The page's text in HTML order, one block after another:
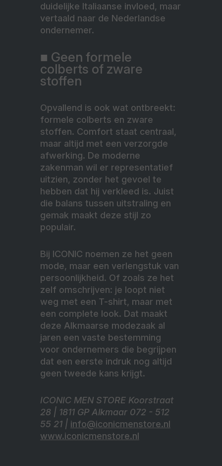
duidelijke Italiaanse invloed, maar
vertaald naar de Nederlandse
ondernemer.
■ Geen formele
colberts of zware
stoffen
Opvallend is ook wat ontbreekt:
formele colberts en zware
stoffen. Comfort staat centraal,
maar altijd met een verzorgde
afwerking. De moderne
zakenman wil er representatief
uitzien, zonder het gevoel te
hebben dat hij verkleed is. Juist
die balans tussen uitstraling en
gemak maakt deze stijl zo
populair.
Bij ICONIC noemen ze het geen
mode, maar een verlengstuk van
persoonlijkheid. Of zoals ze het
zelf omschrijven: je loopt niet
weg met een T-shirt, maar met
een complete look. Dat maakt
deze Alkmaarse modezaak al
jaren een vaste bestemming
voor ondernemers die begrijpen
dat een eerste indruk nog altijd
geen tweede kans krijgt.
ICONIC MEN STORE Koorstraat
28 | 1811 GP Alkmaar 072 - 512
55 21 | info@iconicmenstore.nl
www.iconicmenstore.nl